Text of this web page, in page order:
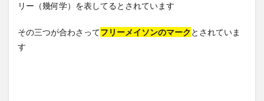
リー（幾何学）を表してるとされています
その三つが合わさってフリーメイソンのマーク とされていま
す